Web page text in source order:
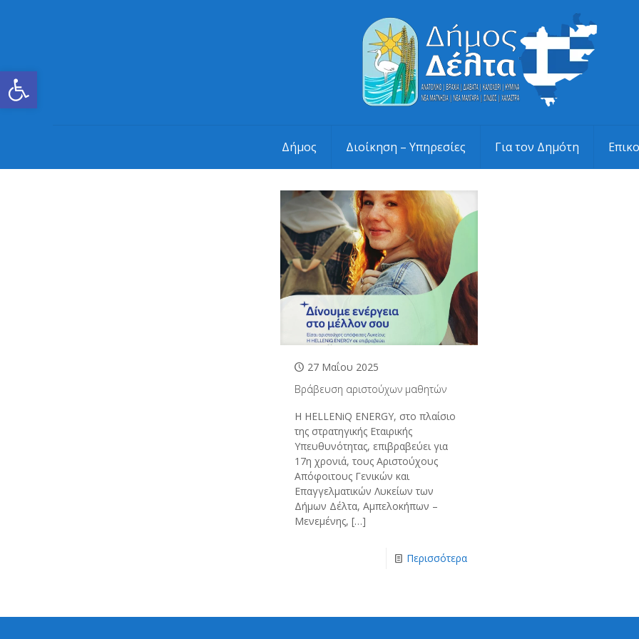
Ανοίξτε τη γραμμή εργαλείων
Δήμος Διοίκηση – Υπηρεσίες Για τον Δημότη
27 Μαΐου 2025
Βράβευση αριστούχων μαθητών
Η HELLENiQ ENERGY, στο πλαίσιο
της στρατηγικής Εταιρικής
Υπευθυνότητας, επιβραβεύει για
17η χρονιά, τους Αριστούχους
Απόφοιτους Γενικών και
Επαγγελματικών Λυκείων των
Δήμων Δέλτα, Αμπελοκήπων –
Μενεμένης, […]
Περισσότερα